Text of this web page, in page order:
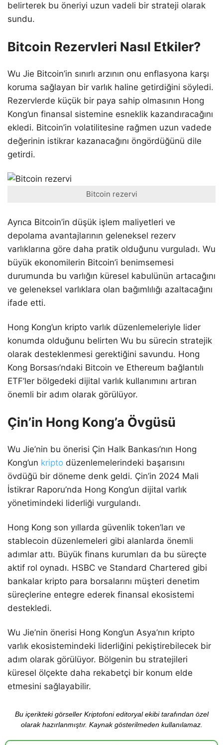
belirterek bu öneriyi uzun vadeli bir strateji olarak
sundu.
Bitcoin Rezervleri Nasıl Etkiler?
Wu Jie Bitcoin’in sınırlı arzının onu enflasyona karşı
koruma sağlayan bir varlık haline getirdiğini söyledi.
Rezervlerde küçük bir paya sahip olmasının Hong
Kong’un finansal sistemine esneklik kazandıracağını
ekledi. Bitcoin’in volatilitesine rağmen uzun vadede
değerinin istikrar kazanacağını öngördüğünü dile
getirdi.
Bitcoin rezervi
Ayrıca Bitcoin’in düşük işlem maliyetleri ve
depolama avantajlarının geleneksel rezerv
varlıklarına göre daha pratik olduğunu vurguladı. Wu
büyük ekonomilerin Bitcoin’i benimsemesi
durumunda bu varlığın küresel kabulünün artacağını
ve geleneksel varlıklara olan bağımlılığı azaltacağını
ifade etti.
Hong Kong’un kripto varlık düzenlemeleriyle lider
konumda olduğunu belirten Wu bu sürecin stratejik
olarak desteklenmesi gerektiğini savundu. Hong
Kong Borsası’ndaki Bitcoin ve Ethereum bağlantılı
ETF’ler bölgedeki dijital varlık kullanımını artıran
önemli bir adım olarak görülüyor.
Çin’in Hong Kong’a Övgüsü
Wu Jie’nin bu önerisi Çin Halk Bankası’nın Hong
Kong’un kripto düzenlemelerindeki başarısını
övdüğü bir döneme denk geldi. Çin’in 2024 Mali
İstikrar Raporu’nda Hong Kong’un dijital varlık
yönetimindeki liderliği vurgulandı.
Hong Kong son yıllarda güvenlik token’ları ve
stablecoin düzenlemeleri gibi alanlarda önemli
adımlar attı. Büyük finans kurumları da bu süreçte
aktif rol oynadı. HSBC ve Standard Chartered gibi
bankalar kripto para borsalarını müşteri denetim
süreçlerine entegre ederek finansal ekosistemi
destekledi.
Wu Jie’nin önerisi Hong Kong’un Asya’nın kripto
varlık ekosistemindeki liderliğini pekiştirebilecek bir
adım olarak görülüyor. Bölgenin bu stratejileri
küresel ölçekte daha rekabetçi bir konum elde
etmesini sağlayabilir.
Bu içerikteki görseller Kriptofoni editoryal ekibi tarafından özel
olarak hazırlanmıştır. Kaynak gösterilmeden kullanılamaz.